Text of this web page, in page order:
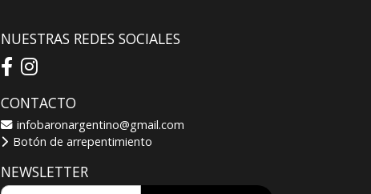
NUESTRAS REDES SOCIALES
CONTACTO
infobaronargentino@gmail.com
Botón de arrepentimiento
NEWSLETTER